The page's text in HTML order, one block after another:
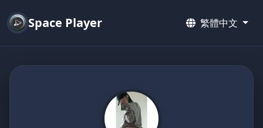
Space Player 繁體中文